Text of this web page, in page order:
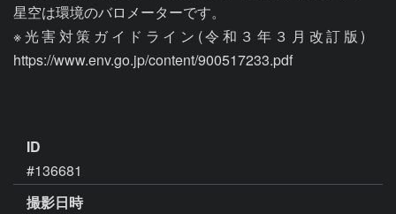
星空は環境のバロメーターです。
※光害対策ガイドライン(令和３年３月改訂版)
https://www.env.go.jp/content/900517233.pdf
ID
#136681
撮影日時